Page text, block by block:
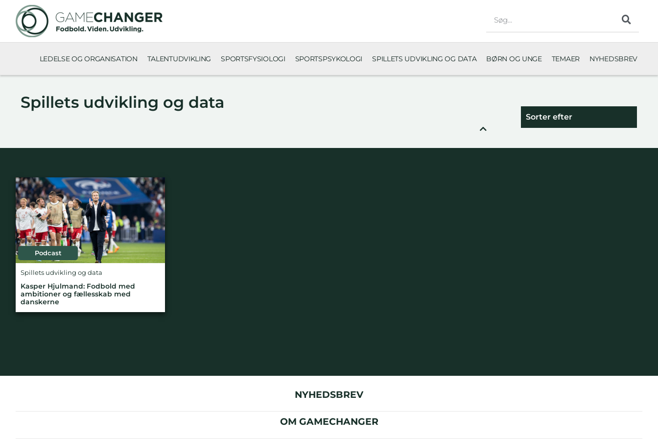
LEDELSE OG ORGANISATION TALENTUDVIKLING SPORTSFYSIOLOGI SPORTSPSYKOLOGI SPILLETS UDVIKLING OG DATA BØRN OG UNGE TEMAER NYHEDSBREV
Spillets udvikling og data
Sorter efter
Podcast
Spillets udvikling og data
Kasper Hjulmand: Fodbold med
ambitioner og fællesskab med
danskerne
NYHEDSBREV
OM GAMECHANGER